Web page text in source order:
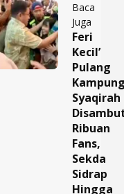
Baca
Juga
Feri
Kecil’
Pulang
Syaqirah
Ribuan
Fans,
Sekda
Sidrap
Hingga